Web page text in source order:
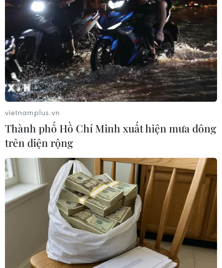
#Phong Nha-Kẻ Bàng
#Khu Dự trữ sinh quyển thế giới
Quảng Trị
Theo dõi VietnamPlus
Khu Dự trữ Sinh quyển Thế giới ở Việt Nam
Khánh Hòa khai thác giá trị Khu dự trữ sinh
quyển Núi Chúa theo hướng bền vững
vietnamplus.vn
Thành phố Hồ Chí Minh xuất hiện mưa dông
trên diện rộng